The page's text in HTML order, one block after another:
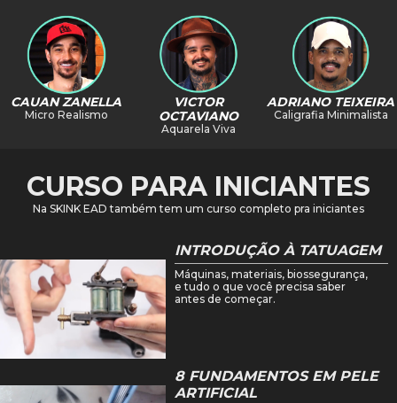
CAUAN ZANELLA
Micro Realismo
VICTOR
OCTAVIANO
Aquarela Viva
ADRIANO TEIXEIRA
Caligrafia Minimalista
CURSO PARA INICIANTES
Na SKINK EAD também tem um curso completo pra iniciantes
INTRODUÇÃO À TATUAGEM
Máquinas, materiais, biossegurança,
e tudo o que você precisa saber
antes de começar.
8 FUNDAMENTOS EM PELE
ARTIFICIAL